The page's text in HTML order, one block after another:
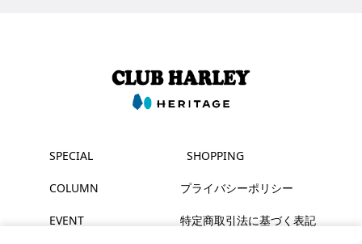
SPECIAL
COLUMN
EVENT
SHOPPING
プライバシーポリシー
特定商取引法に基づく表記